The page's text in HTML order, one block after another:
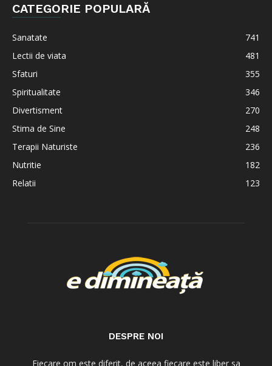
CATEGORIE POPULARĂ
Sanatate
741
Lectii de viata
481
Sfaturi
355
Spiritualitate
346
Divertisment
270
Stima de Sine
248
Terapii Naturiste
236
Nutritie
182
Relatii
123
DESPRE NOI
Fiecare om este diferit, de aceea fiecare este liber sa